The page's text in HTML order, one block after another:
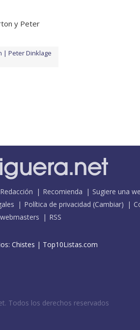
y Peter
Peter Dinklage
Redacción Recomienda
Sugiere una
Política de privacidad (Cambiar)
RSS
Chistes | Top10Listas.com
Todos los derechos reservados